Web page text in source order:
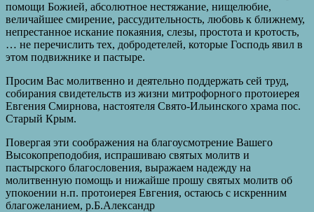
помощи Божией, абсолютное нестяжание, нищелюбие,
величайшее смирение, рассудительность, любовь к ближнему,
непрестанное искание покаяния, слезы, простота и кротость,
… не перечислить тех, добродетелей, которые Господь явил в
этом подвижнике и пастыре.
Просим Вас молитвенно и деятельно поддержать сей труд,
собирания свидетельств из жизни митрофорного протоиерея
Евгения Смирнова, настоятеля Свято-Ильинского храма пос.
Старый Крым.
Повергая эти соображения на благоусмотрение Вашего
Высокопреподобия, испрашиваю святых молитв и
пастырского благословения, выражаем надежду на
молитвенную помощь и нижайше прошу святых молитв об
упокоении н.п. протоиерея Евгения, остаюсь с искренним
благожеланием, р.Б.Александр